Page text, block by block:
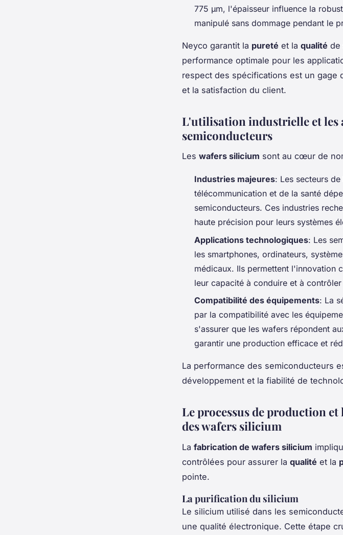
775 µm, l'épaisseur influence la
manipulé sans dommage pendant le
Neyco garantit la pureté et la qualité de
performance optimale pour les
respect des spécifications est un gage
et la satisfaction du client.
L'utilisation industrielle et les
semiconducteurs
Les wafers silicium sont au cœur de
Industries majeures: Les secteurs
télécommunication et de la santé
semiconducteurs. Ces industries
haute précision pour leurs systèmes
Applications technologiques: Les
les smartphones, ordinateurs,
médicaux. Ils permettent l'innovation
leur capacité à conduire et à
Compatibilité des équipements: La
par la compatibilité avec les
s'assurer que les wafers répondent
garantir une production efficace et
La performance des semiconducteurs
développement et la fiabilité de
Le processus de production
des wafers silicium
La fabrication de wafers silicium
contrôlées pour assurer la qualité et la
pointe.
La purification du silicium
Le silicium utilisé dans les
une qualité électronique. Cette étape